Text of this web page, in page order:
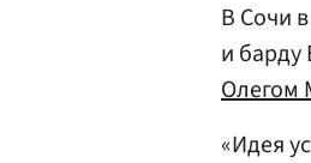
В Сочи
и барду
Олегом
«Идея